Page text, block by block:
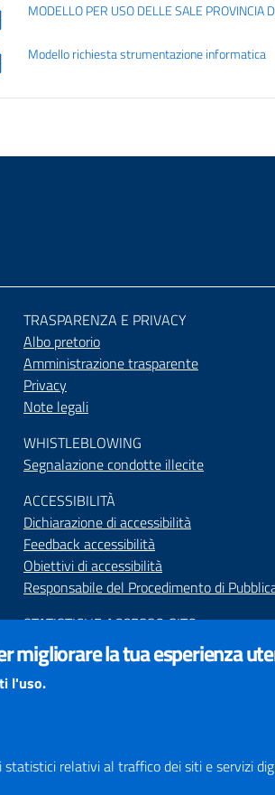
MODELLO PER USO DELLE SALE PROVINCIA
Modello richiesta strumentazione informatica
TRASPARENZA E PRIVACY
Albo pretorio
Amministrazione trasparente
Privacy
Note legali
WHISTLEBLOWING
Segnalazione condotte illecite
ACCESSIBILITÀ
Dichiarazione di accessibilità
Feedback accessibilità
Obiettivi di accessibilità
Responsabile del Procedimento di
STATISTICHE ACCESSO SITO
SEGNALAZIONI relative ai CONTENUTI
redazione@provincia.perugia.it
per essere visualizzato dai principali
L'uso di browser non aggiornati può creare
migliorare la tua esperienza
l'uso.
relativi al traffico dei siti e servizi